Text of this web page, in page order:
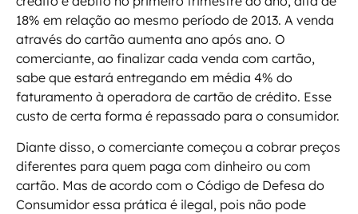
18% em relação ao mesmo período de 2013. A venda
através do cartão aumenta ano após ano. O
comerciante, ao finalizar cada venda com cartão,
sabe que estará entregando em média 4% do
faturamento à operadora de cartão de crédito. Esse
custo de certa forma é repassado para o consumidor.
Diante disso, o comerciante começou a cobrar preços
diferentes para quem paga com dinheiro ou com
cartão. Mas de acordo com o Código de Defesa do
Consumidor essa prática é ilegal, pois não pode